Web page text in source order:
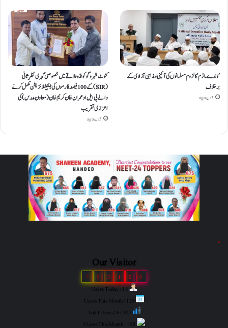
’وندے ماترم‘ کا لزوم مسلمانوں کی آئینی ومذہبی آزادی کے
برخلاف
3 دن ago
کنوٹ شہر و گوکونڈہ علاقے میں خصوصی گہری نظرِ ثانی
(SIR) کے 100 فیصد فارموں کی ڈیجیٹلائزیشن مکمل کرنے
والے بی ایل او عمران خان کریم خان (معاون مدرس) کی
اعزازی تقریب
3 دن ago
"
Our Visitor
0
6
1
3
0
7
Users Today : 18